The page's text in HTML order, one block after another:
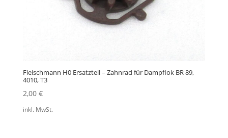
Fleischmann H0 Ersatzteil – Zahnrad für Dampflok BR 89,
4010, T3
2,00 €
inkl. MwSt.